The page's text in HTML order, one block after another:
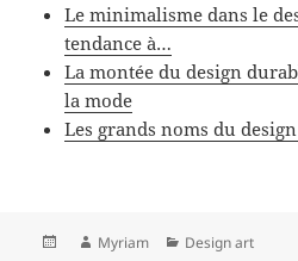
Le minimalisme dans le
tendance à…
La montée du design
la mode
Les grands noms du
PubliéAuteur
Myriam Catégories
Design art